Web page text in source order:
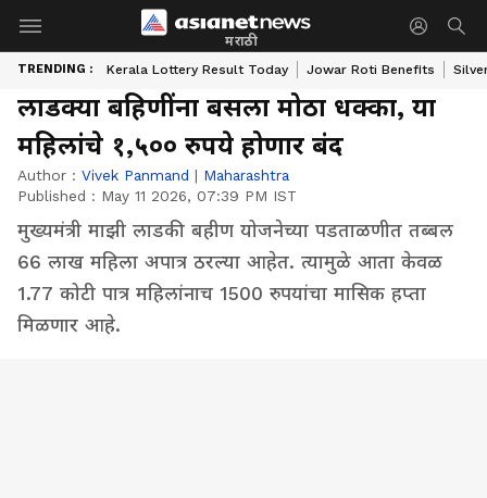
मराठी
TRENDING : Kerala Lottery Result Today Jowar Roti Benefits
लाडक्या बहिणींना बसला मोठा धक्का, या
महिलांचे १,५०० रुपये होणार बंद
Author : Vivek Panmand | Maharashtra
Published : May 11 2026, 07:39 PM IST
मुख्यमंत्री माझी लाडकी बहीण योजनेच्या पडताळणीत तब्बल
66 लाख महिला अपात्र ठरल्या आहेत. त्यामुळे आता केवळ
1.77 कोटी पात्र महिलांनाच 1500 रुपयांचा मासिक हप्ता
मिळणार आहे.